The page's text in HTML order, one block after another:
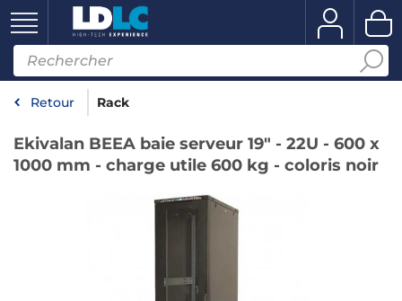
Retour Rack
Ekivalan BEEA baie serveur 19" - 22U - 600 x
1000 mm - charge utile 600 kg - coloris noir